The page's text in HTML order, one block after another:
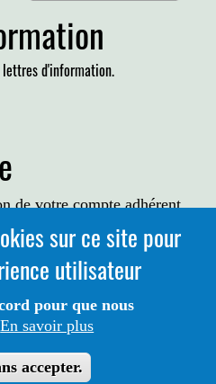
lettres d'information.
de votre compte adhérent
2026 - LOGIQ Systèmes. Tous
des données
sur ce site pour
utilisateur
pour que nous
En savoir plus
accepter.